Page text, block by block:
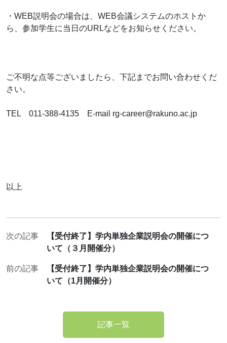
・WEB説明会の場合は、WEB会議システムのホストか
ら、参加学生に当日のURLなどをお知らせください。
ご不明な点等ございましたら、下記までお問い合わせくだ
さい。
TEL 011-388-4135 E-mail rg-career@rakuno.ac.jp
以上
次の記事
【受付終了】学内単独企業説明会の開催につ
いて（３月開催分）
前の記事
【受付終了】学内単独企業説明会の開催につ
いて（1月開催分）
記事一覧